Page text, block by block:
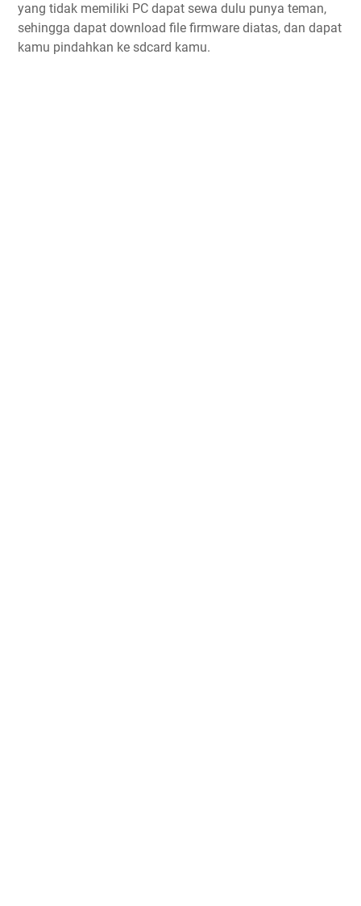
yang tidak memiliki PC dapat sewa dulu punya teman,
sehingga dapat download file firmware diatas, dan dapat
kamu pindahkan ke sdcard kamu.